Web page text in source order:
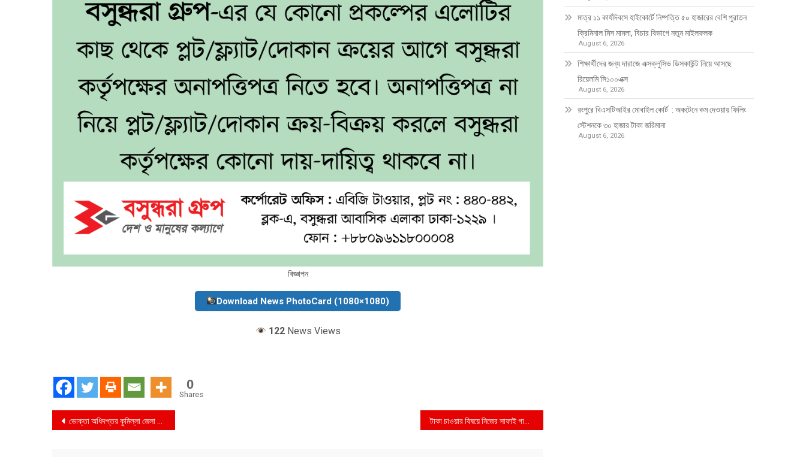
বিজ্ঞাপন
Download News PhotoCard (1080×1080)
122News Views
0
Shares
Post
ভোক্তা অধিদপ্তর কু‌মিল্লা জেলা কার্যাল‌য়ের বাজার তদার‌কি অ‌ভিযানে ২ টি প্রতিষ্ঠান কে ১ লাখ ২০ হাজার টাকা জরিমানা টাকা চাওয়ার বিষয়ে নিজের সাফাই গাইলেন নিপুণ
মাত্র ১১ কার্যদিবসে হাইকোর্টে নিষ্পত্তি ৫০ হাজারের বেশি পুরাতন
ক্রিমিনাল মিস মামলা, বিচার বিভাগে নতুন মাইলফলক
August 6, 2026
শিক্ষার্থীদের জন্য দারাজে এক্সক্লুসিভ ডিসকাউন্ট নিয়ে আসছে
রিয়েলমি সি১০০এক্স
August 6, 2026
রংপুরে বিএসটিআইর মোবাইল কোর্ট : অকটেনে কম দেওয়ায় ফিলিং
স্টেশনকে ৩০ হাজার টাকা জরিমানা
August 6, 2026